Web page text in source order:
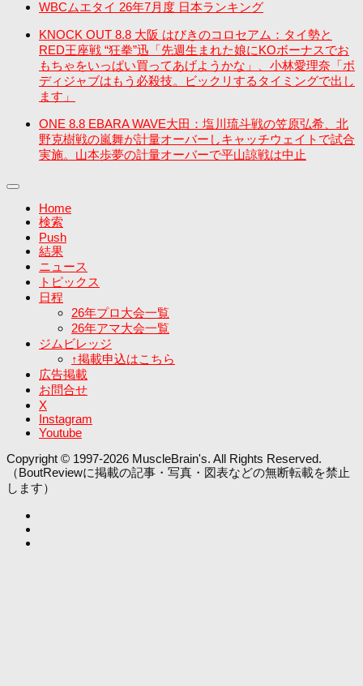
WBCムエタイ 26年7月度 日本ランキング
KNOCK OUT 8.8 大阪 はびきのコロセアム：タイ勢と
RED王座戦 “狂拳”迅「先週生まれた娘にKOボーナスでお
もちゃをいっぱい買ってあげようかな」、小林愛理奈「ボ
ディジャブはもう必殺技。ビックリするタイミングで出し
ます」
ONE 8.8 EBARA WAVE大田：塩川琉斗戦の笠原弘希、北
野克樹戦の嵐舞が計量オーバーしキャッチウェイトで試合
実施。山本歩夢の計量オーバーで平山諒戦は中止
Home
検索
Push
結果
ニュース
トピックス
日程
26年プロ大会一覧
26年アマ大会一覧
ジムビレッジ
↑掲載申込はこちら
広告掲載
お問合せ
X
Instagram
Youtube
Copyright © 1997-2026 MuscleBrain's. All Rights Reserved.
（BoutReviewに掲載の記事・写真・図表などの無断転載を禁止
します）